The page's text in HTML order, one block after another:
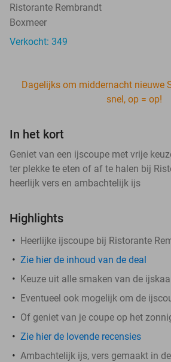
Ristorante Rembrandt
Boxmeer
Verkocht: 349
Dagelijks om middernacht nieuwe
snel, op = op!
In het kort
Geniet van een ijscoupe met vrije
ter plekke te eten of af te halen bij
heerlijk vers en ambachtelijk ijs
Highlights
Heerlijke ijscoupe bij Ristorante
Zie hierde inhoud van de deal
Keuze uit alle smaken van de
Eventueel ook mogelijk om de
Of geniet van je coupe op het
Zie hier de lovende recensies
Ambachtelijk ijs, vers gemaakt in